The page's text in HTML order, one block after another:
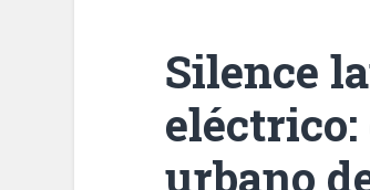
Silence
urbano